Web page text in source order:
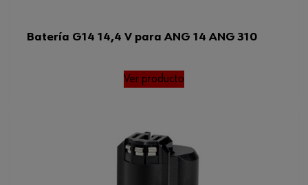
Batería G14 14,4 V para ANG 14 ANG 310
Ver producto